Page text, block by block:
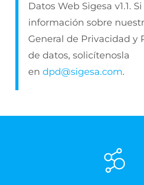
Datos Web Sigesa v1.1.
información sobre
General de Privacidad y
de datos, solicítenosla
endpd@sigesa.com.